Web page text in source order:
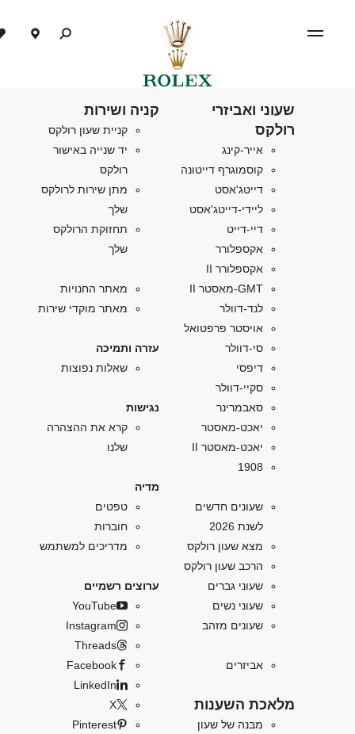
שעוני ואביזרי
רולקס
אייר-קינג
קוסמוגרף דייטונה
דייטג'אסט
ליידי-דייטג'אסט
דיי-דייט
אקספלורר
אקספלורר II
GMT-מאסטר II
לנד-דוולר
אויסטר פרפטואל
סי-דוולר
דיפסי
סקיי-דוולר
סאבמרינר
יאכט-מאסטר
יאכט-מאסטר II
1908
שעונים חדשים
לשנת 2026
מצא שעון רולקס
הרכב שעון רולקס
שעוני גברים
שעוני נשים
שעונים מזהב
אביזרים
מלאכת השענות
מבנה של שעון
קניה ושירות
קניית שעון רולקס
יד שנייה באישור
רולקס
מתן שירות לרולקס
שלך
תחזוקת הרולקס
שלך
מאתר החנויות
מאתר מוקדי שירות
עזרה ותמיכה
שאלות נפוצות
נגישות
קרא את ההצהרה
שלנו
מדיה
טפטים
חוברות
מדריכים למשתמש
ערוצים רשמיים
YouTube
Instagram
Threads
Facebook
LinkedIn
X
Pinterest